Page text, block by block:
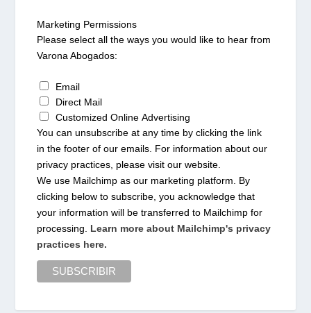
Marketing Permissions
Please select all the ways you would like to hear from
Varona Abogados:
Email
Direct Mail
Customized Online Advertising
You can unsubscribe at any time by clicking the link
in the footer of our emails. For information about our
privacy practices, please visit our website.
We use Mailchimp as our marketing platform. By
clicking below to subscribe, you acknowledge that
your information will be transferred to Mailchimp for
processing. Learn more about Mailchimp's privacy
practices here.